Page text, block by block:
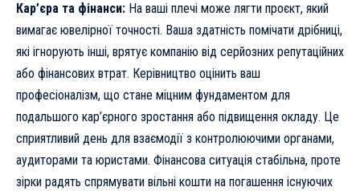
Кар’єра та фінанси: На ваші плечі може лягти проєкт, який
вимагає ювелірної точності. Ваша здатність помічати дрібниці,
які ігнорують інші, врятує компанію від серйозних репутаційних
або фінансових втрат. Керівництво оцінить ваш
професіоналізм, що стане міцним фундаментом для
подальшого кар’єрного зростання або підвищення окладу. Це
сприятливий день для взаємодії з контролюючими органами,
аудиторами та юристами. Фінансова ситуація стабільна, проте
зірки радять спрямувати вільні кошти на погашення існуючих